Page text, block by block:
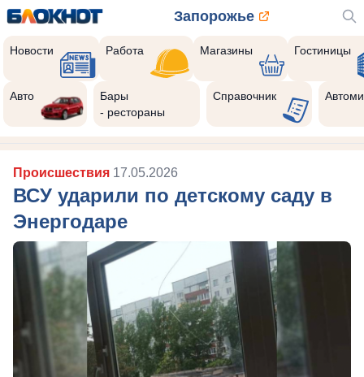
Запорожье
Новости Работа Магазины Гостиницы
Авто
Бары
- рестораны
Справочник
Происшествия 17.05.2026
ВСУ ударили по детскому саду в
Энергодаре